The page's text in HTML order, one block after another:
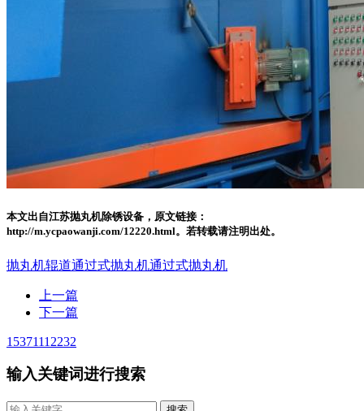
本文出自江苏抛丸机除锈设备，原文链接：
http://m.ycpaowanji.com/12220.html。若转载请注明出处。
抛丸机辊道通过式抛丸机通过式抛丸机
上一篇
下一篇
15371112232
输入关键词进行搜索